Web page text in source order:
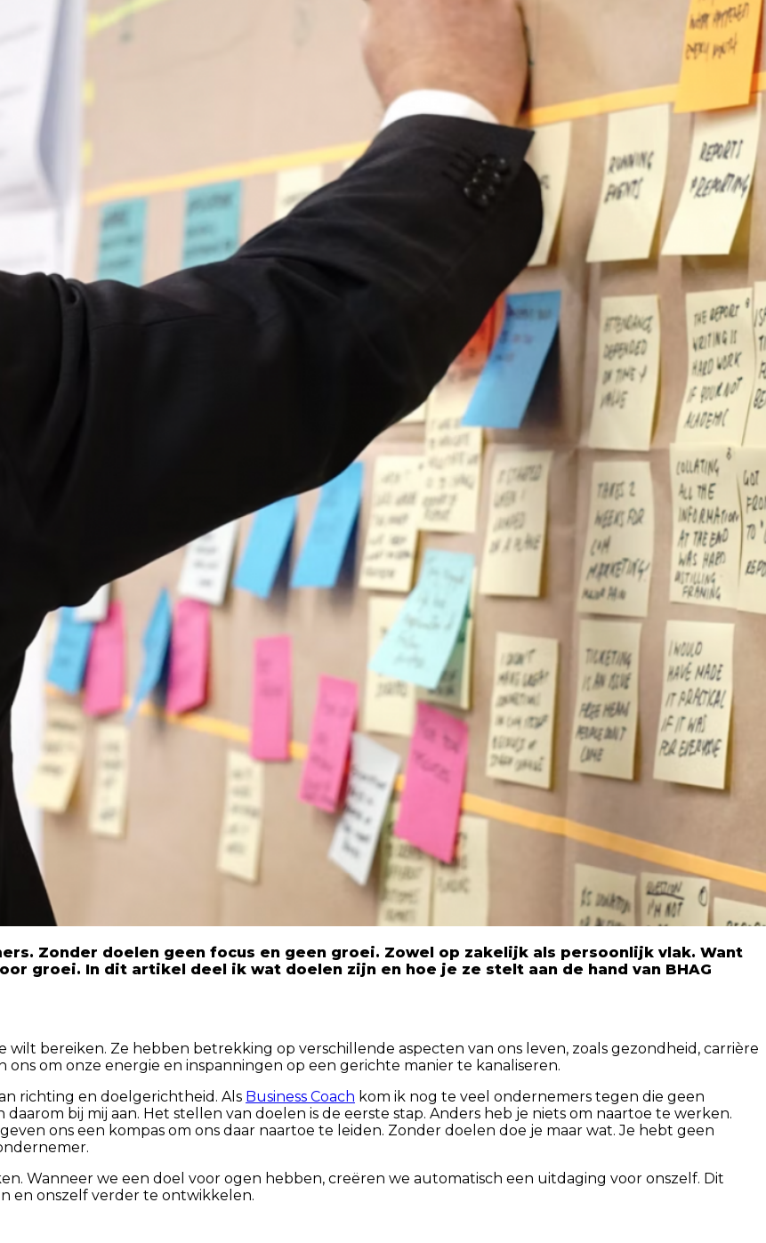
Zonder doelen geen focus en geen groei. Zowel op zakelijk als persoonlijk vlak. Want
groei. In dit artikel deel ik wat doelen zijn en hoe je ze stelt aan de hand van BHAG
bereiken. Ze hebben betrekking op verschillende aspecten van ons leven, zoals gezondheid, carrière
om onze energie en inspanningen op een gerichte manier te kanaliseren.
richting en doelgerichtheid. Als Business Coach kom ik nog te veel ondernemers tegen die geen
bij mij aan. Het stellen van doelen is de eerste stap. Anders heb je niets om naartoe te werken.
ons een kompas om ons daar naartoe te leiden. Zonder doelen doe je maar wat. Je hebt geen
Wanneer we een doel voor ogen hebben, creëren we automatisch een uitdaging voor onszelf. Dit
en onszelf verder te ontwikkelen.